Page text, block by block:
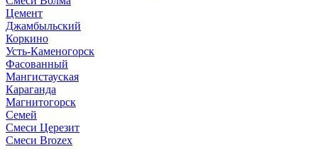
Цемент
Джамбыльский
Коркино
Усть-Каменогорск
Фасованный
Мангистауская
Караганда
Магнитогорск
Семей
Смеси Церезит
Смеси Brozex